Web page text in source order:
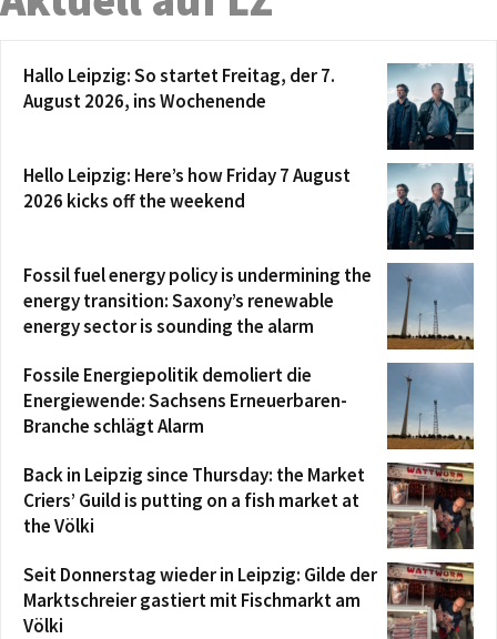
Hallo Leipzig: So startet Freitag, der 7.
August 2026, ins Wochenende
Hello Leipzig: Here’s how Friday 7 August
2026 kicks off the weekend
Fossil fuel energy policy is undermining the
energy transition: Saxony’s renewable
energy sector is sounding the alarm
Fossile Energiepolitik demoliert die
Energiewende: Sachsens Erneuerbaren-
Branche schlägt Alarm
Back in Leipzig since Thursday: the Market
Criers’ Guild is putting on a fish market at
the Völki
Seit Donnerstag wieder in Leipzig: Gilde der
Marktschreier gastiert mit Fischmarkt am
Völki